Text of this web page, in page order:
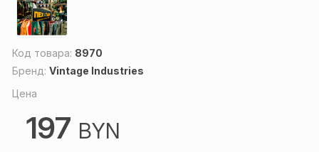
Код товара: 8970
Бренд: Vintage Industries
Цена
197 BYN